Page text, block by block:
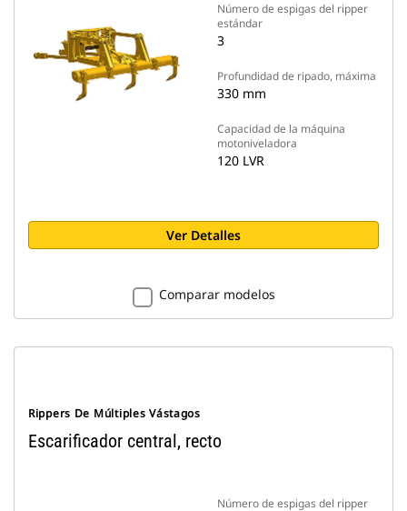
Número de espigas del ripper
estándar
3
Profundidad de ripado, máxima
330 mm
Capacidad de la máquina
motoniveladora
120 LVR
Ver Detalles
Comparar modelos
Rippers De Múltiples Vástagos
Escarificador central, recto
Número de espigas del ripper